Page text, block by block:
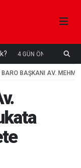
4 GÜN ÖNCE
BARO BAŞKANI AV.